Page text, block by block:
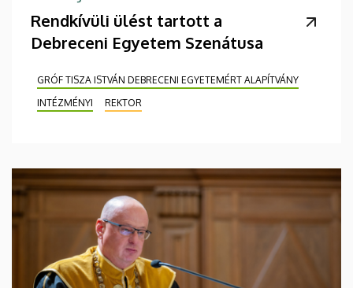
Rendkívüli ülést tartott a
Debreceni Egyetem Szenátusa
GRÓF TISZA ISTVÁN DEBRECENI EGYETEMÉRT ALAPÍTVÁNY
INTÉZMÉNYI
REKTOR